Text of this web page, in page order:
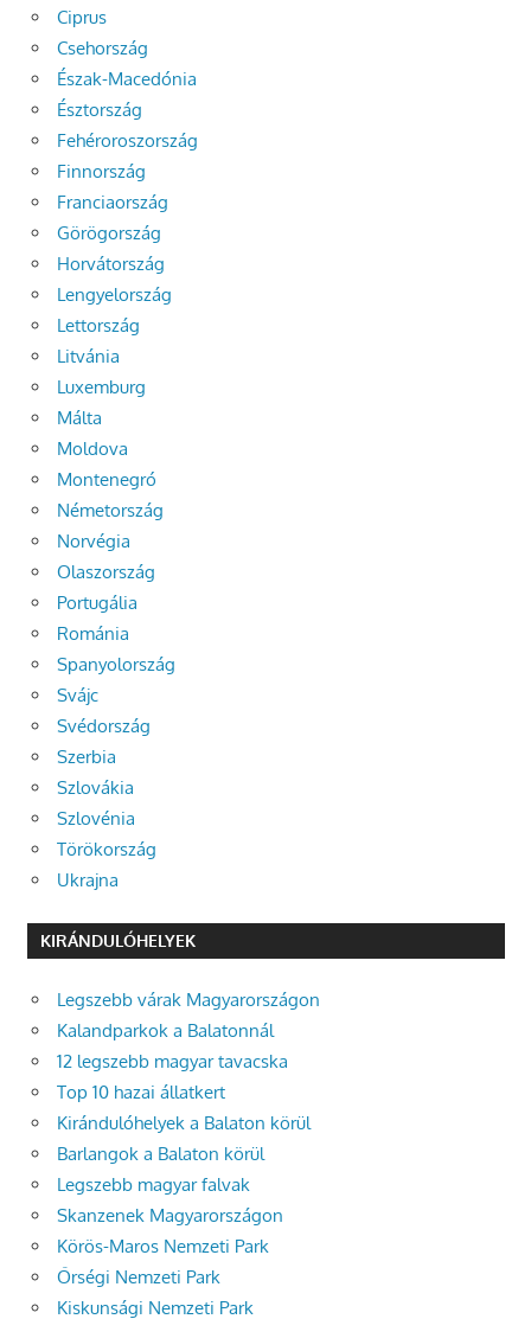
Ciprus
Csehország
Észak-Macedónia
Észtország
Fehéroroszország
Finnország
Franciaország
Görögország
Horvátország
Lengyelország
Lettország
Litvánia
Luxemburg
Málta
Moldova
Montenegró
Németország
Norvégia
Olaszország
Portugália
Románia
Spanyolország
Svájc
Svédország
Szerbia
Szlovákia
Szlovénia
Törökország
Ukrajna
KIRÁNDULÓHELYEK
Legszebb várak Magyarországon
Kalandparkok a Balatonnál
12 legszebb magyar tavacska
Top 10 hazai állatkert
Kirándulóhelyek a Balaton körül
Barlangok a Balaton körül
Legszebb magyar falvak
Skanzenek Magyarországon
Körös-Maros Nemzeti Park
Őrségi Nemzeti Park
Kiskunsági Nemzeti Park